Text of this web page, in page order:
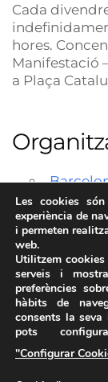
Cada
hores.
Manifestació
a Plaça
Les cookies
experiència de
i permeten
web.
Utilitzem
serveis i
preferències
hàbits de
consents la seva
pots
"Configurar